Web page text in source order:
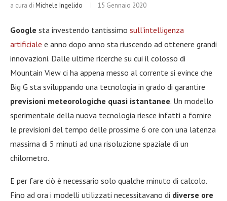
a cura di Michele Ingelido 15 Gennaio 2020
Google sta investendo tantissimo sull’intelligenza
artificiale e anno dopo anno sta riuscendo ad ottenere grandi
innovazioni. Dalle ultime ricerche su cui il colosso di
Mountain View ci ha appena messo al corrente si evince che
Big G sta sviluppando una tecnologia in grado di garantire
previsioni meteorologiche quasi istantanee. Un modello
sperimentale della nuova tecnologia riesce infatti a fornire
le previsioni del tempo delle prossime 6 ore con una latenza
massima di 5 minuti ad una risoluzione spaziale di un
chilometro.
E per fare ciò è necessario solo qualche minuto di calcolo.
Fino ad ora i modelli utilizzati necessitavano di diverse ore